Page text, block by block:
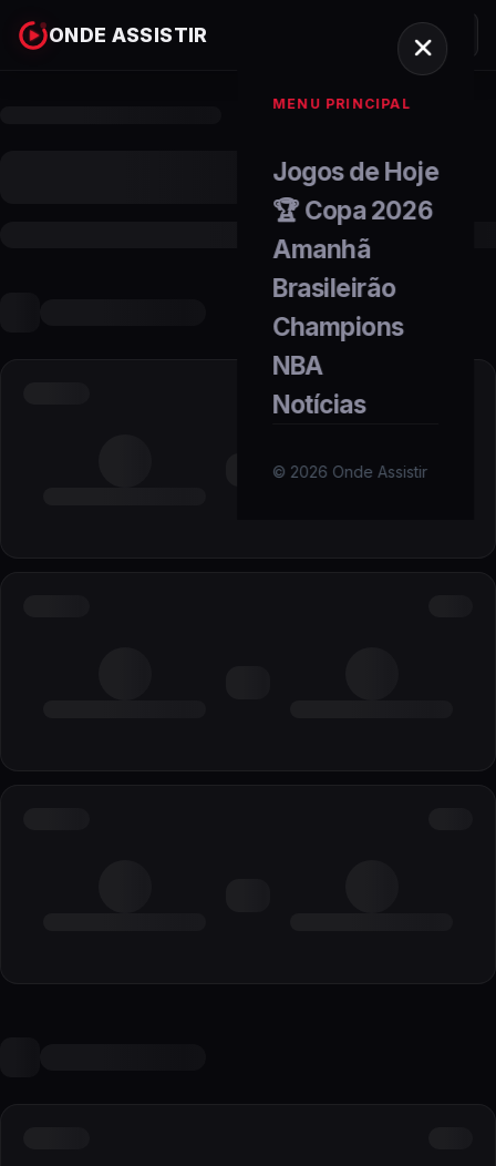
ONDE ASSISTIR
MENU PRINCIPAL
Jogos de Hoje
🏆 Copa 2026
Amanhã
Brasileirão
Champions
NBA
Notícias
© 2026 Onde Assistir